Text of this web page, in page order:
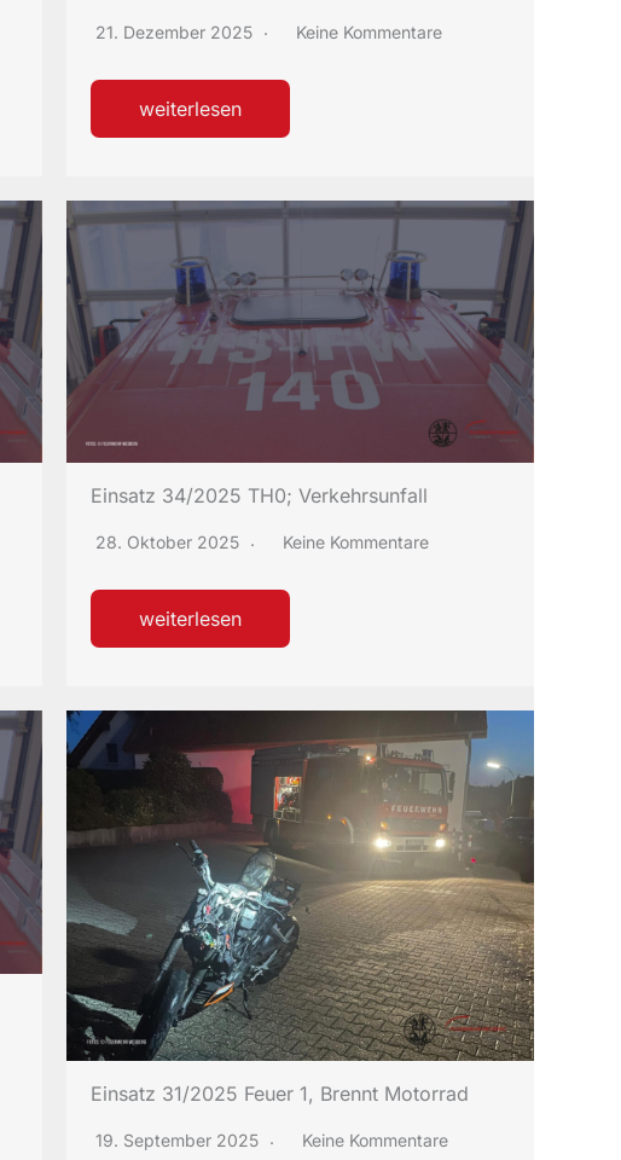
21. Dezember 2025 Keine Kommentare
weiterlesen
Einsatz 34/2025 TH0; Verkehrsunfall
28. Oktober 2025 Keine Kommentare
weiterlesen
Einsatz 31/2025 Feuer 1, Brennt Motorrad
19. September 2025 Keine Kommentare